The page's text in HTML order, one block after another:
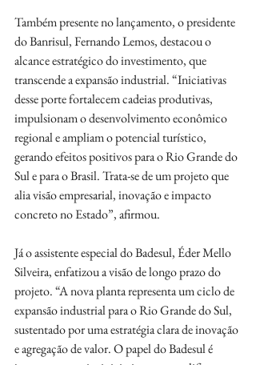
Também presente no lançamento, o presidente
do Banrisul, Fernando Lemos, destacou o
alcance estratégico do investimento, que
transcende a expansão industrial. “Iniciativas
desse porte fortalecem cadeias produtivas,
impulsionam o desenvolvimento econômico
regional e ampliam o potencial turístico,
gerando efeitos positivos para o Rio Grande do
Sul e para o Brasil. Trata-se de um projeto que
alia visão empresarial, inovação e impacto
concreto no Estado”, afirmou.
Já o assistente especial do Badesul, Éder Mello
Silveira, enfatizou a visão de longo prazo do
projeto. “A nova planta representa um ciclo de
expansão industrial para o Rio Grande do Sul,
sustentado por uma estratégia clara de inovação
e agregação de valor. O papel do Badesul é